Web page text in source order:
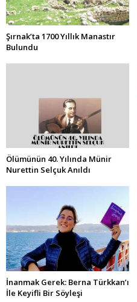
Şırnak’ta 1700 Yıllık Manastır
Bulundu
Ölümünün 40. Yılında Münir
Nurettin Selçuk Anıldı
İnanmak Gerek: Berna Türkkan’ı
İle Keyifli Bir Söyleşi